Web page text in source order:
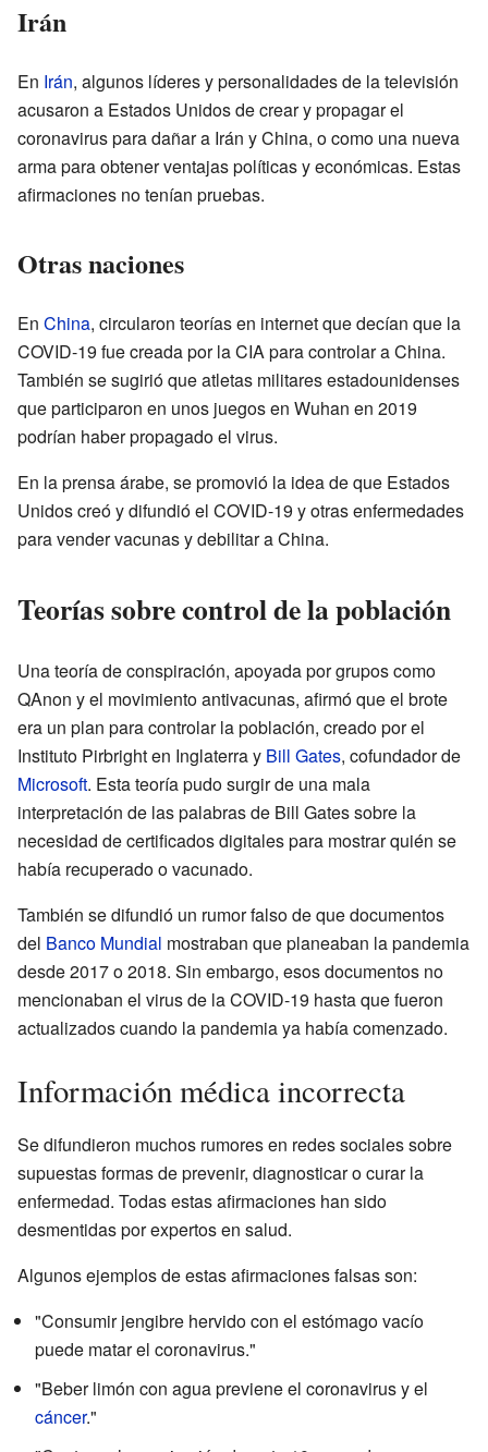
Irán
En Irán, algunos líderes y personalidades de la televisión
acusaron a Estados Unidos de crear y propagar el
coronavirus para dañar a Irán y China, o como una nueva
arma para obtener ventajas políticas y económicas. Estas
afirmaciones no tenían pruebas.
Otras naciones
En China, circularon teorías en internet que decían que la
COVID-19 fue creada por la CIA para controlar a China.
También se sugirió que atletas militares estadounidenses
que participaron en unos juegos en Wuhan en 2019
podrían haber propagado el virus.
En la prensa árabe, se promovió la idea de que Estados
Unidos creó y difundió el COVID-19 y otras enfermedades
para vender vacunas y debilitar a China.
Teorías sobre control de la población
Una teoría de conspiración, apoyada por grupos como
QAnon y el movimiento antivacunas, afirmó que el brote
era un plan para controlar la población, creado por el
Instituto Pirbright en Inglaterra y Bill Gates, cofundador de
Microsoft. Esta teoría pudo surgir de una mala
interpretación de las palabras de Bill Gates sobre la
necesidad de certificados digitales para mostrar quién se
había recuperado o vacunado.
También se difundió un rumor falso de que documentos
del Banco Mundial mostraban que planeaban la pandemia
desde 2017 o 2018. Sin embargo, esos documentos no
mencionaban el virus de la COVID-19 hasta que fueron
actualizados cuando la pandemia ya había comenzado.
Información médica incorrecta
Se difundieron muchos rumores en redes sociales sobre
supuestas formas de prevenir, diagnosticar o curar la
enfermedad. Todas estas afirmaciones han sido
desmentidas por expertos en salud.
Algunos ejemplos de estas afirmaciones falsas son:
"Consumir jengibre hervido con el estómago vacío
puede matar el coronavirus."
"Beber limón con agua previene el coronavirus y el
cáncer."